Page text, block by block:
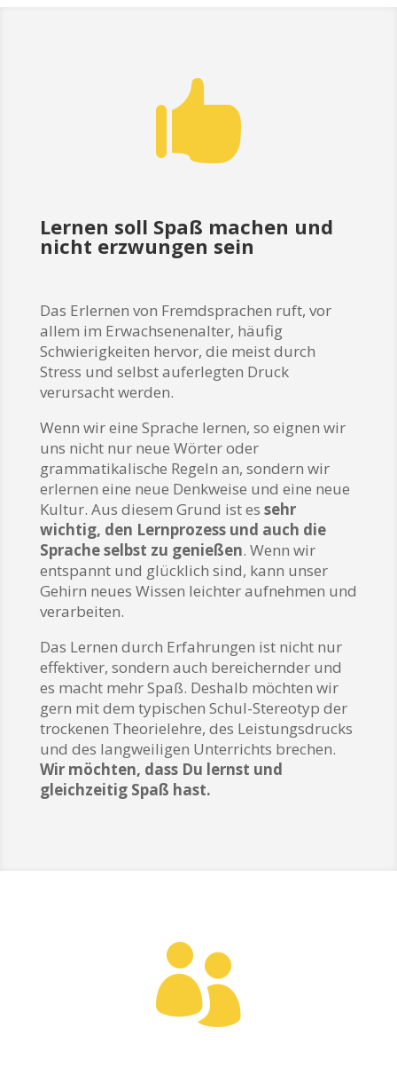

Lernen soll Spaß machen und
nicht erzwungen sein
Das Erlernen von Fremdsprachen ruft, vor
allem im Erwachsenenalter, häufig
Schwierigkeiten hervor, die meist durch
Stress und selbst auferlegten Druck
verursacht werden.
Wenn wir eine Sprache lernen, so eignen wir
uns nicht nur neue Wörter oder
grammatikalische Regeln an, sondern wir
erlernen eine neue Denkweise und eine neue
Kultur. Aus diesem Grund ist es sehr
wichtig, den Lernprozess und auch die
Sprache selbst zu genießen. Wenn wir
entspannt und glücklich sind, kann unser
Gehirn neues Wissen leichter aufnehmen und
verarbeiten.
Das Lernen durch Erfahrungen ist nicht nur
effektiver, sondern auch bereichernder und
es macht mehr Spaß. Deshalb möchten wir
gern mit dem typischen Schul-Stereotyp der
trockenen Theorielehre, des Leistungsdrucks
und des langweiligen Unterrichts brechen.
Wir möchten, dass Du lernst und
gleichzeitig Spaß hast.
